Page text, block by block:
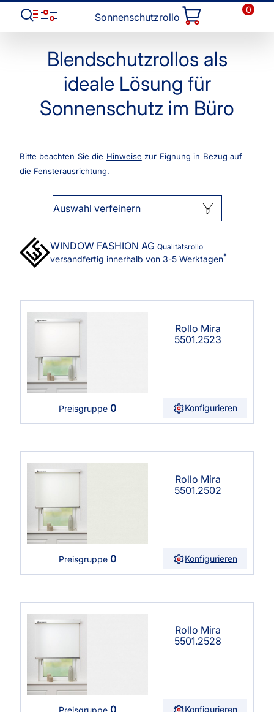
Sonnenschutzrollo
0
Blendschutzrollos als
ideale Lösung für
Sonnenschutz im Büro
Bitte beachten Sie die Hinweise zur Eignung in Bezug auf
die Fensterausrichtung.
Auswahl verfeinern
WINDOW FASHION AG Qualitätsrollo
versandfertig innerhalb von 3-5 Werktagen*
Rollo Mira
5501.2523
Preisgruppe 0 Konfigurieren
Rollo Mira
5501.2502
Preisgruppe 0 Konfigurieren
Rollo Mira
5501.2528
Preisgruppe 0 Konfigurieren